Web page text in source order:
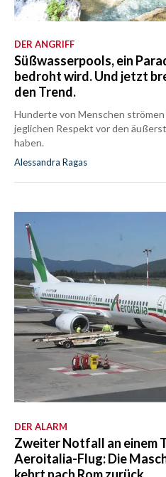
DER ANGRIFF
Süßwasserpools, ein
bedroht wird. Und jetzt
den Trend.
Hunderte von Menschen
jeglichen Respekt vor den
haben.
Alessandra Ragas
DER ALARM
Zweiter Notfall an einem
Aeroitalia-Flug: Die